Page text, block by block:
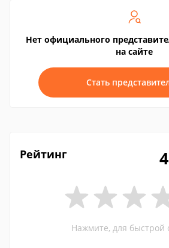
Нет официального
на сайте
Стать
Рейтинг
Нажмите, для быстрой